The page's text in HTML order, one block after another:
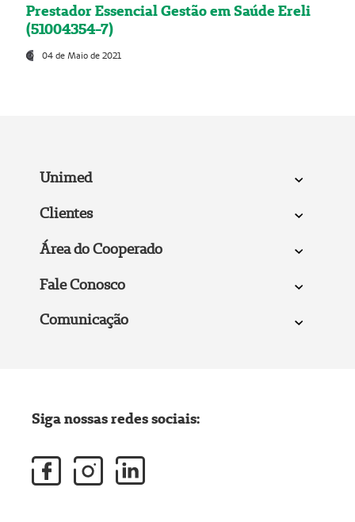
Prestador Essencial Gestão em Saúde Ereli
(51004354-7)
04 de Maio de 2021
Unimed
Clientes
Área do Cooperado
Fale Conosco
Comunicação
Siga nossas redes sociais: